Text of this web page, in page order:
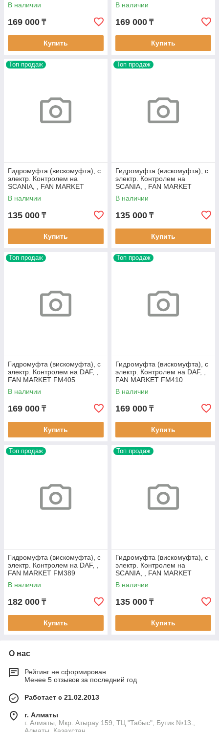
В наличии
169 000 ₸
Купить
В наличии
169 000 ₸
Купить
Топ продаж
Гидромуфта (вискомуфта), с
электр. Контролем на
SCANIA, , FAN MARKET
FM305
В наличии
135 000 ₸
Купить
Топ продаж
Гидромуфта (вискомуфта), с
электр. Контролем на
SCANIA, , FAN MARKET
FM311
В наличии
135 000 ₸
Купить
Топ продаж
Гидромуфта (вискомуфта), с
электр. Контролем на DAF, ,
FAN MARKET FM405
В наличии
169 000 ₸
Купить
Топ продаж
Гидромуфта (вискомуфта), с
электр. Контролем на DAF, ,
FAN MARKET FM410
В наличии
169 000 ₸
Купить
Топ продаж
Гидромуфта (вискомуфта), с
электр. Контролем на DAF, ,
FAN MARKET FM389
В наличии
182 000 ₸
Купить
Топ продаж
Гидромуфта (вискомуфта), с
электр. Контролем на
SCANIA, , FAN MARKET
FM382
В наличии
135 000 ₸
Купить
О нас
Рейтинг не сформирован
Менее 5 отзывов за последний год
Работает с 21.02.2013
г. Алматы
г. Алматы, Мкр. Атырау 159, ТЦ "Табыс", Бутик №13.,
Алматы, Казахстан